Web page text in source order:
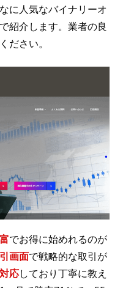
に人気なバイナリーオ
紹介します。業者の良
ださい。
でお得に始めれるのが
画面で戦略的な取引が
応しており丁寧に教え